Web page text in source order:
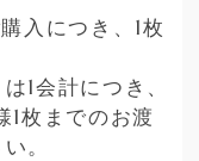
入につき、1枚
1会計につき、
1枚までのお渡
。